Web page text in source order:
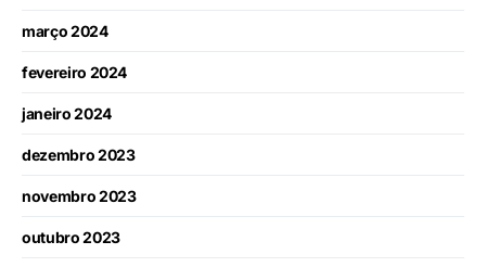
março 2024
fevereiro 2024
janeiro 2024
dezembro 2023
novembro 2023
outubro 2023